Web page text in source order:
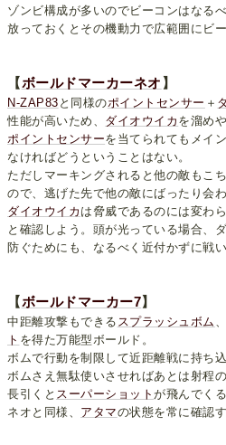
ゾンビ構成が多いのでビーコンはなる
放っておくとその機動力で広範囲にビ
【ボールドマーカーネオ 】
N-ZAP83 と同様のポイントセンサー ＋
性能が高いため、 ダイオウイカ を溜め
ポイントセンサーを当てられてもメイ
なければどうということはない。
ただしマーキングされると他の敵もこ
ので、逃げた先で他の敵にばったり会
ダイオウイカ は脅威であるのには変わら
と確認しよう。頭が光っている場合、
防ぐためにも、なるべく近付かずに戦い
【ボールドマーカー7】
中距離攻撃もできる スプラッシュボム
ト を得た万能型ボールド。
ボムで行動を制限して近距離戦に持ち
ボムさえ無駄使いさせればあとは射程
長引くと スーパーショットが飛んでくる
ネオと同様、 アタマの状態を常に確認す